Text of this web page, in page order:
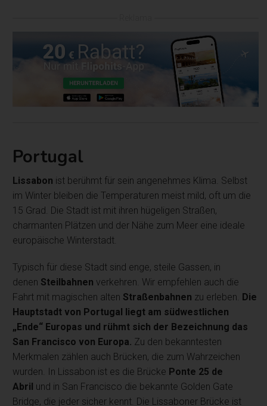
Portugal
Lissabon ist berühmt für sein angenehmes Klima. Selbst
im Winter bleiben die Temperaturen meist mild, oft um die
15 Grad. Die Stadt ist mit ihren hügeligen Straßen,
charmanten Plätzen und der Nähe zum Meer eine ideale
europäische Winterstadt.
Typisch für diese Stadt sind enge, steile Gassen, in
denen Steilbahnen verkehren. Wir empfehlen auch die
Fahrt mit magischen alten Straßenbahnen zu erleben. Die
Hauptstadt von Portugal liegt am südwestlichen
„Ende“ Europas und rühmt sich der Bezeichnung das
San Francisco von Europa. Zu den bekanntesten
Merkmalen zählen auch Brücken, die zum Wahrzeichen
wurden. In Lissabon ist es die Brücke Ponte 25 de
Abril und in San Francisco die bekannte Golden Gate
Bridge, die jeder sicher kennt. Die Lissaboner Brücke ist